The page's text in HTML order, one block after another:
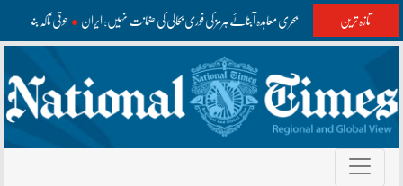
تازہ ترین عمان سے ممکنہ بحری معاہدہ آبنائے ہرمز کی فوری بحالی کی ضمانت نہیں: ایران حوثی ناکہ